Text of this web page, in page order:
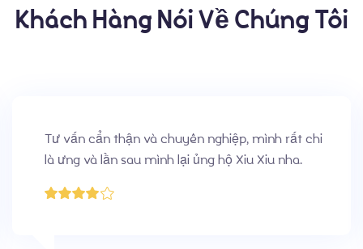
Khách Hàng Nói Về Chúng Tôi
Tặng 5* vì chất lượng và sự chuyên nghiệp, bé
cún lớn nhanh như thổi, nhà mình lại sắp có cún